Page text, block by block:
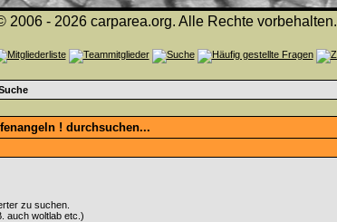
2006 - 2026 carparea.org. Alle Rechte vorbehalten.
! durchsuchen...
zu suchen.
auch woltlab etc.)